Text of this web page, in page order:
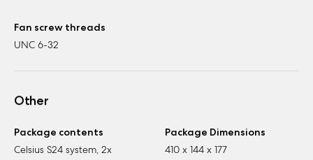
Fan screw threads
UNC 6-32
Other
Package contents
Celsius S24 system, 2x
Package Dimensions
410 x 144 x 177